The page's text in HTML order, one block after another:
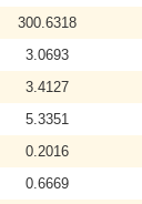
300.6318
3.0693
3.4127
5.3351
0.2016
0.6669